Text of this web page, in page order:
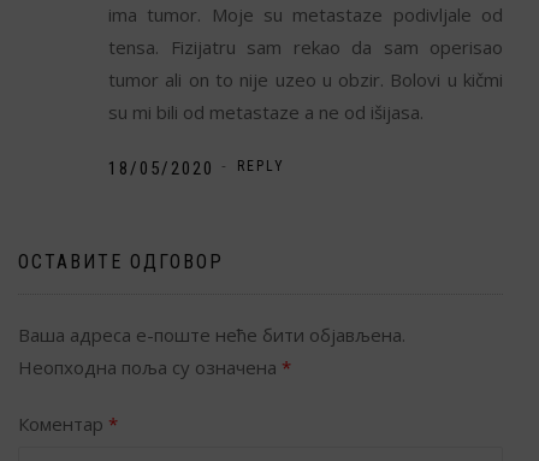
ima tumor. Moje su metastaze podivljale od
tensa. Fizijatru sam rekao da sam operisao
tumor ali on to nije uzeo u obzir. Bolovi u kičmi
su mi bili od metastaze a ne od išijasa.
18/05/2020 - REPLY
ОСТАВИТЕ ОДГОВОР
Ваша адреса е-поште неће бити објављена.
Неопходна поља су означена *
Коментар *